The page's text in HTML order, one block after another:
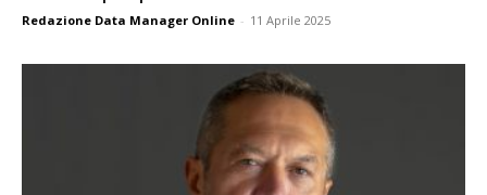
Redazione Data Manager Online - 11 Aprile 2025